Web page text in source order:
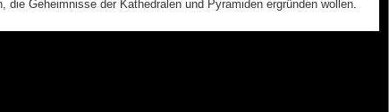
Geheimnisse der Kathedralen und Pyramiden ergründen wollen.